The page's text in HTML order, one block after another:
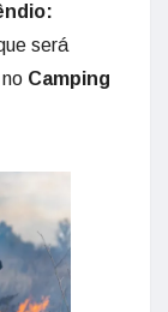
será
Camping